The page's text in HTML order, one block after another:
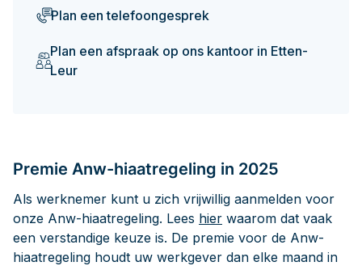
Plan een telefoongesprek
Plan een afspraak op ons kantoor in Etten-
Leur
Premie Anw-hiaatregeling in 2025
Als werknemer kunt u zich vrijwillig aanmelden voor
onze Anw-hiaatregeling. Lees hier waarom dat vaak
een verstandige keuze is. De premie voor de Anw-
hiaatregeling houdt uw werkgever dan elke maand in